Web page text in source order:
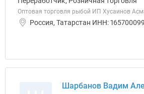
Оптовая торговля рыбой ИП Хусаинов
Россия, Татарстан ИНН:
Шарбанов Вадим